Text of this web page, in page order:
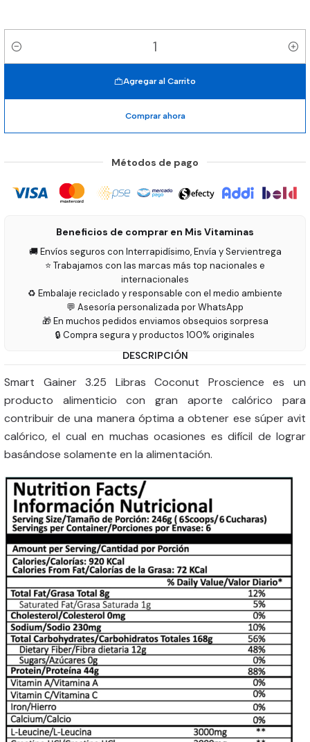
Cantidad
Agregar al Carrito
Comprar ahora
Métodos de pago
Beneficios de comprar en Mis Vitaminas
🚚 Envíos seguros con Interrapidísimo, Envía y Servientrega
⭐ Trabajamos con las marcas más top nacionales e
internacionales
♻️ Embalaje reciclado y responsable con el medio ambiente
💬 Asesoría personalizada por WhatsApp
🎁 En muchos pedidos enviamos obsequios sorpresa
🔒 Compra segura y productos 100% originales
DESCRIPCIÓN
Smart Gainer 3.25 Libras Coconut Proscience es un
producto alimenticio con gran aporte calórico para
contribuir de una manera óptima a obtener ese súper avit
calórico, el cual en muchas ocasiones es difícil de lograr
basándose solamente en la alimentación.